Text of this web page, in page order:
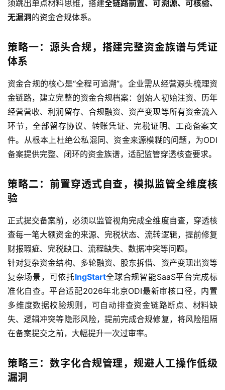
主
页
跨
境
资
讯
外
公
司
海
外
行
开
户
全
球
支
付
方
案
全
球
金
登录 注册
须跳出单点材料思维，搭建全链路前置、可溯源、可核验、
无漏洞的资金合规体系。
策略一：源头合规，搭建完整资金族谱与凭证
体系
资金合规的核心是“全程可追溯”。企业需从经营源头梳理资
金链路，建立完整的资金合规档案：创始人初始注资、历年
经营营收、利润留存、合规融资、资产变现等所有资金流入
环节，全部留存协议、转账凭证、完税证明、工商备案文
件。从根本上杜绝公私混同、资金来源模糊的问题，为ODI
备案提供完整、闭环的资金族谱，适配监管穿透核查要求。
策略二：前置穿透式自查，模拟监管全维度核
验
正式提交备案前，必须以监管视角完成全维度自查，穿透核
查每一笔大额资金的来源、完税状态、流转逻辑，提前修复
财报瑕疵、完税缺口、流程缺失、数据冲突等问题。
针对复杂资金结构、多轮融资、股东拆借、资产变现出资等
复杂场景，可依托lngStart全球合规智能SaaS平台完成标
准化自查。平台适配2026年北京ODI最新审核口径，内置
多维度数据校验规则，可自动排查资金链路断点、材料缺
失、逻辑冲突等隐形风险，提前完成合规修复，将风险阻隔
在备案提交之前，大幅提升一次过审率。
策略三：数字化合规管理，规避人工操作低级
漏洞